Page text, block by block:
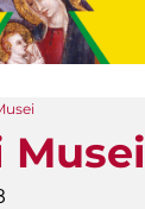
Musei